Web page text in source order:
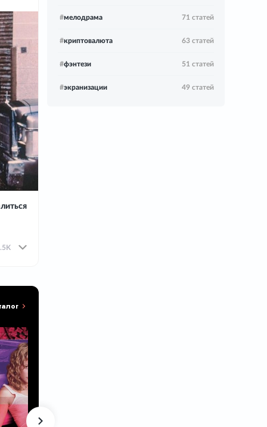
#мелодрама 71 статей
#криптовалюта 63 статей
#фэнтези 51 статей
#экранизации 49 статей